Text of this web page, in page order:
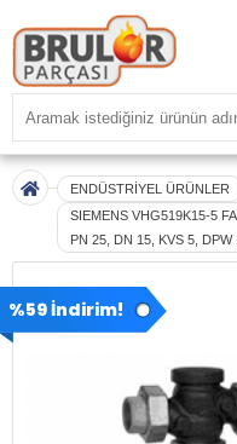
ENDÜSTRİYEL ÜRÜNLER
SIEMENS VHG519K15-5
PN 25, DN 15, KVS 5,
%59 İndirim!